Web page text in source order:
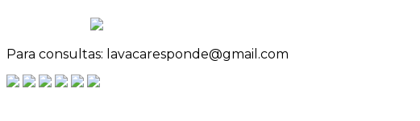
Para consultas: lavacaresponde@gmail.com